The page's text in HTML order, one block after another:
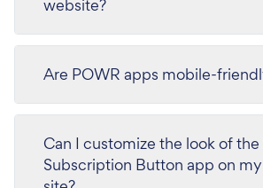
website?
Are POWR apps mobile-
Can I customize the look of the
Subscription Button app on